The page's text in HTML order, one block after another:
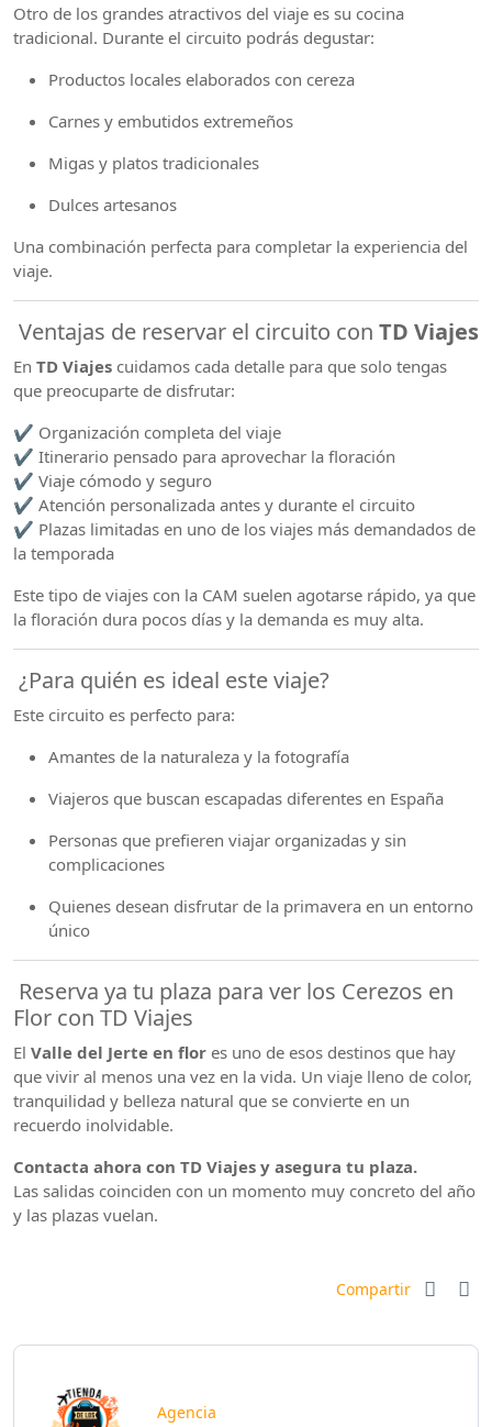
Otro de los grandes atractivos del viaje es su cocina
tradicional. Durante el circuito podrás degustar:
Productos locales elaborados con cereza
Carnes y embutidos extremeños
Migas y platos tradicionales
Dulces artesanos
Una combinación perfecta para completar la experiencia del
viaje.
Ventajas de reservar el circuito con TD Viajes
En TD Viajes cuidamos cada detalle para que solo tengas
que preocuparte de disfrutar:
✔️ Organización completa del viaje
✔️ Itinerario pensado para aprovechar la floración
✔️ Viaje cómodo y seguro
✔️ Atención personalizada antes y durante el circuito
✔️ Plazas limitadas en uno de los viajes más demandados de
la temporada
Este tipo de viajes con la CAM suelen agotarse rápido, ya que
la floración dura pocos días y la demanda es muy alta.
¿Para quién es ideal este viaje?
Este circuito es perfecto para:
Amantes de la naturaleza y la fotografía
Viajeros que buscan escapadas diferentes en España
Personas que prefieren viajar organizadas y sin
complicaciones
Quienes desean disfrutar de la primavera en un entorno
único
Reserva ya tu plaza para ver los Cerezos en
Flor con TD Viajes
El Valle del Jerte en flor es uno de esos destinos que hay
que vivir al menos una vez en la vida. Un viaje lleno de color,
tranquilidad y belleza natural que se convierte en un
recuerdo inolvidable.
Contacta ahora con TD Viajes y asegura tu plaza.
Las salidas coinciden con un momento muy concreto del año
y las plazas vuelan.
Compartir
Agencia